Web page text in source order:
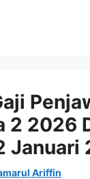
2 2026
Januari
Ariffin